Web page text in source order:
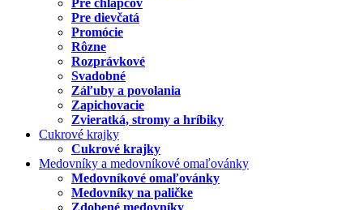
Pre chlapcov
Pre dievčatá
Promócie
Rôzne
Rozprávkové
Svadobné
Záľuby a povolania
Zapichovacie
Zvieratká, stromy a hríbiky
Cukrové krajky
Cukrové krajky
Medovníky a medovníkové omaľovánky
Medovníkové omaľovánky
Medovníky na paličke
Zdobené medovníky